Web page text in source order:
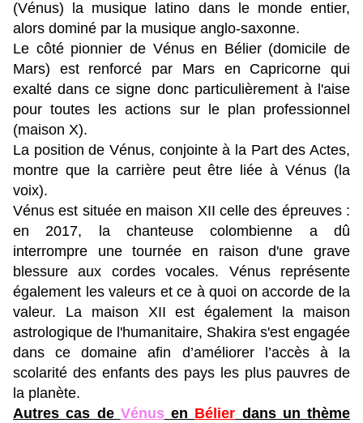
(Vénus) la musique latino dans le monde entier,
alors dominé par la musique anglo-saxonne.
Le côté pionnier de Vénus en Bélier (domicile de
Mars) est renforcé par Mars en Capricorne qui
exalté dans ce signe donc particulièrement à l'aise
pour toutes les actions sur le plan professionnel
(maison X).
La position de Vénus, conjointe à la Part des Actes,
montre que la carrière peut être liée à Vénus (la
voix).
Vénus est située en maison XII celle des épreuves :
en 2017, la chanteuse colombienne a dû
interrompre une tournée en raison d'une grave
blessure aux cordes vocales. Vénus représente
également les valeurs et ce à quoi on accorde de la
valeur. La maison XII est également la maison
astrologique de l'humanitaire, Shakira s'est engagée
dans ce domaine afin d’améliorer l’accès à la
scolarité des enfants des pays les plus pauvres de
la planète.
Autres cas de Vénusen Bélier dans un thème